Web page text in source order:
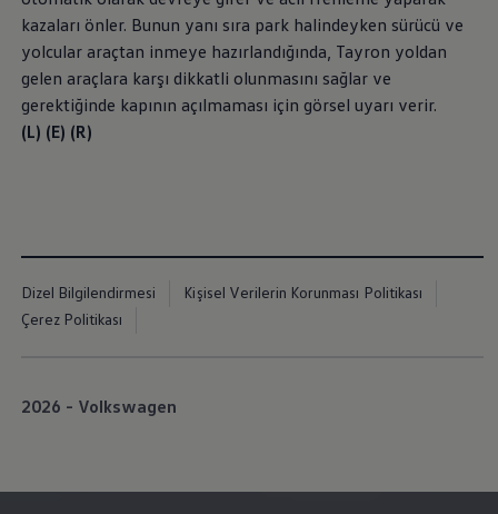
Yetkili Satıcı ve Servisler
Volkswagen Yol Yardım ve İletişim
Volkswagen Dünyası
WLTP ve Yakıt Tasarruf İpuçları
Volkswagen Sözlük
kazaları önler. Bunun yanı sıra park halindeyken sürücü ve
yolcular araçtan inmeye hazırlandığında, Tayron yoldan
gelen araçlara karşı dikkatli olunmasını sağlar ve
gerektiğinde kapının açılmaması için görsel uyarı verir.
(L) (E) (R)
Dizel Bilgilendirmesi
Kişisel Verilerin Korunması Politikası
Çerez Politikası
2026 - Volkswagen